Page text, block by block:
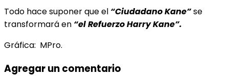
Todo hace suponer que el “Ciudadano Kane”se
transformará en “el Refuerzo Harry Kane”.
Gráfica: MPro.
Agregar un comentario